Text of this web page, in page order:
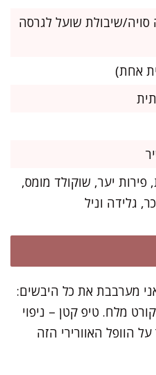
סויה/שיבולת שועל לגרסה
יער, שוקולד מומס,
גלידה וניל
מערבבת את כל היבשים:
מלח. טיפ קטן – ניפוי
הוופל האוורירי הזה